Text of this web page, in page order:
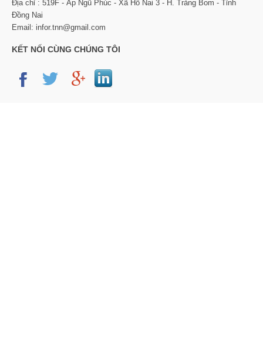
Địa chỉ : 519F - Ấp Ngũ Phúc - Xã Hố Nai 3 - H. Trảng Bom - Tỉnh
Đồng Nai
Email: infor.tnn@gmail.com
KẾT NỐI CÙNG CHÚNG TÔI